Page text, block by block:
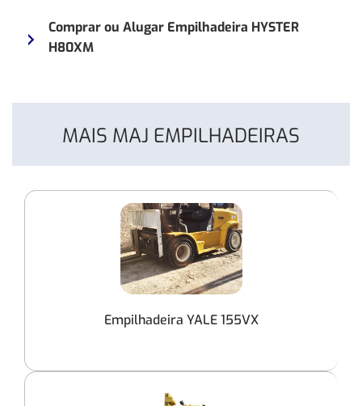
Comprar ou Alugar Empilhadeira HYSTER
H80XM
MAIS MAJ EMPILHADEIRAS
Empilhadeira YALE 155VX